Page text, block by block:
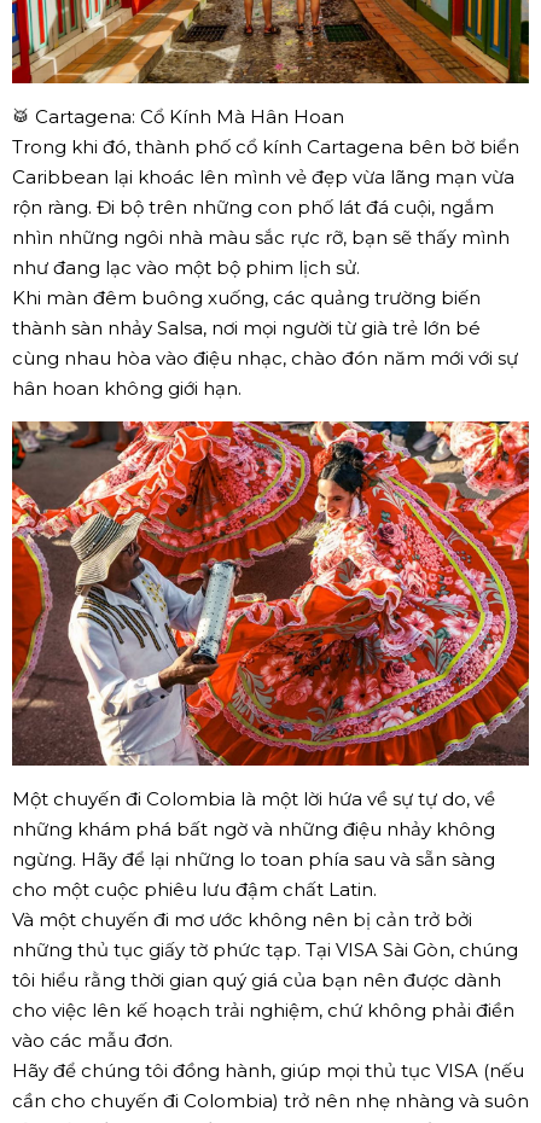
🥁 Cartagena: Cổ Kính Mà Hân Hoan
Trong khi đó, thành phố cổ kính Cartagena bên bờ biển
Caribbean lại khoác lên mình vẻ đẹp vừa lãng mạn vừa
rộn ràng. Đi bộ trên những con phố lát đá cuội, ngắm
nhìn những ngôi nhà màu sắc rực rỡ, bạn sẽ thấy mình
như đang lạc vào một bộ phim lịch sử.
Khi màn đêm buông xuống, các quảng trường biến
thành sàn nhảy Salsa, nơi mọi người từ già trẻ lớn bé
cùng nhau hòa vào điệu nhạc, chào đón năm mới với sự
hân hoan không giới hạn.
Một chuyến đi Colombia là một lời hứa về sự tự do, về
những khám phá bất ngờ và những điệu nhảy không
ngừng. Hãy để lại những lo toan phía sau và sẵn sàng
cho một cuộc phiêu lưu đậm chất Latin.
Và một chuyến đi mơ ước không nên bị cản trở bởi
những thủ tục giấy tờ phức tạp. Tại VISA Sài Gòn, chúng
tôi hiểu rằng thời gian quý giá của bạn nên được dành
cho việc lên kế hoạch trải nghiệm, chứ không phải điền
vào các mẫu đơn.
Hãy để chúng tôi đồng hành, giúp mọi thủ tục VISA (nếu
cần cho chuyến đi Colombia) trở nên nhẹ nhàng và suôn